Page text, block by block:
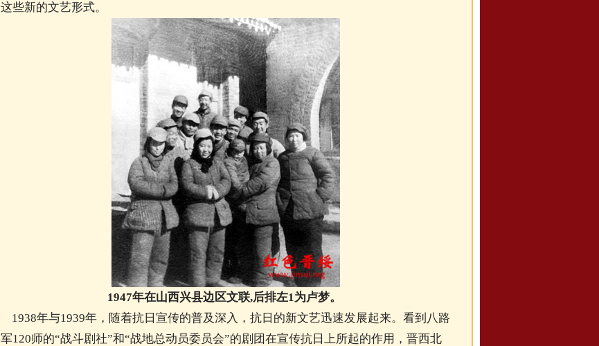
这些新的文艺形式。
1947年在山西兴县边区文联,后排左1为卢梦。
1938年与1939年，随着抗日宣传的普及深入，抗日的新文艺迅速发展起来。看到八路
军120师的“战斗剧社”和“战地总动员委员会”的剧团在宣传抗日上所起的作用，晋西北